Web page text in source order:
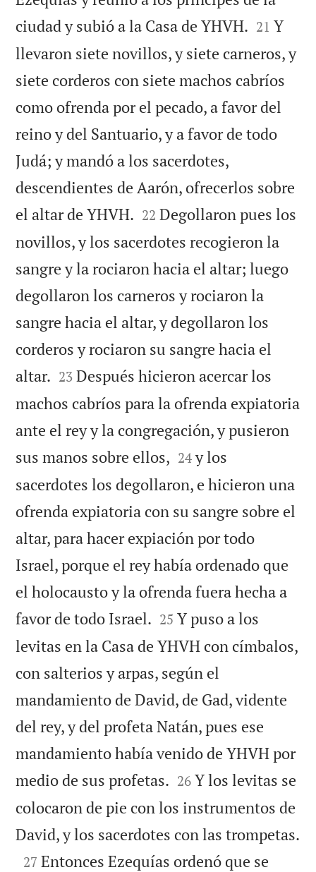
ciudad y subió a la Casa de YHVH. 

21 Y
llevaron siete novillos, y siete carneros, y
siete corderos con siete machos cabríos
como ofrenda por el pecado, a favor del
reino y del Santuario, y a favor de todo
Judá; y mandó a los sacerdotes,
descendientes de Aarón, ofrecerlos sobre
el altar de YHVH. 

22 Degollaron pues los
novillos, y los sacerdotes recogieron la
sangre y la rociaron hacia el altar; luego
degollaron los carneros y rociaron la
sangre hacia el altar, y degollaron los
corderos y rociaron su sangre hacia el
altar. 

23 Después hicieron acercar los
machos cabríos para la ofrenda expiatoria
ante el rey y la congregación, y pusieron
sus manos sobre ellos, 

24 y los
sacerdotes los degollaron, e hicieron una
ofrenda expiatoria con su sangre sobre el
altar, para hacer expiación por todo
Israel, porque el rey había ordenado que
el holocausto y la ofrenda fuera hecha a
favor de todo Israel. 

25 Y puso a los
levitas en la Casa de YHVH con címbalos,
con salterios y arpas, según el
mandamiento de David, de Gad, vidente
del rey, y del profeta Natán, pues ese
mandamiento había venido de YHVH por
medio de sus profetas. 

26 Y los levitas se
colocaron de pie con los instrumentos de
David, y los sacerdotes con las trompetas.

27 Entonces Ezequías ordenó que se